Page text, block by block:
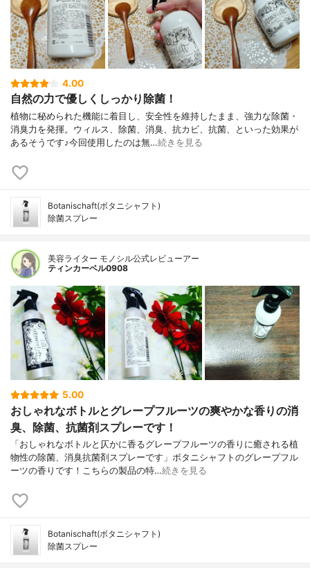
4.00
自然の力で優しくしっかり除菌！
植物に秘められた機能に着目し、安全性を維持したまま、強力な除菌・
消臭力を発揮。ウィルス、除菌、消臭、抗カビ、抗菌、といった効果が
あるそうです♪今回使用したのは無…続きを見る
Botanischaft(ボタニシャフト)
除菌スプレー
美容ライター モノシル公式レビューアー
ティンカーベル0908
5.00
おしゃれなボトルとグレープフルーツの爽やかな香りの消
臭、除菌、抗菌剤スプレーです！
「おしゃれなボトルと仄かに香るグレープフルーツの香りに癒される植
物性の除菌、消臭抗菌剤スプレーです」ボタニシャフトのグレープフル
ーツの香りです！こちらの製品の特…続きを見る
Botanischaft(ボタニシャフト)
除菌スプレー